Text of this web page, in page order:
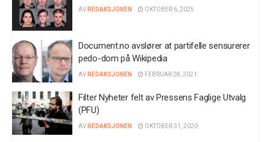
AV REDAKSJONEN OKTOBER 6, 2025
Document.no avslører at partifelle sensurerer
pedo-dom på Wikipedia
AV REDAKSJONEN FEBRUAR 28, 2021
Filter Nyheter felt av Pressens Faglige Utvalg
(PFU)
AV REDAKSJONEN OKTOBER 31, 2020